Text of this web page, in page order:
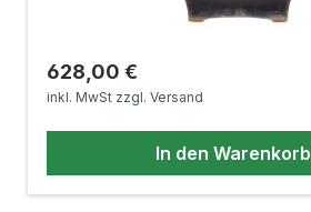
Regulärer Preis:
628,00 €
inkl. MwSt zzgl. Versand
In den Warenkorb